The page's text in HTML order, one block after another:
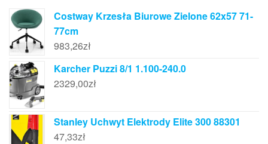
Costway Krzesła Biurowe Zielone 62x57 71-
77cm
983,26zł
Karcher Puzzi 8/1 1.100-240.0
2329,00zł
Stanley Uchwyt Elektrody Elite 300 88301
47,33zł